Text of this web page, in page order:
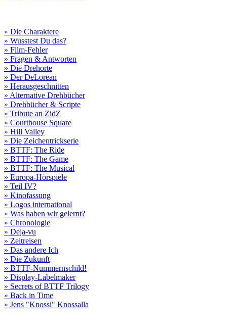
» Die Charaktere
» Wusstest Du das?
» Film-Fehler
» Fragen & Antworten
» Die Drehorte
» Der DeLorean
» Herausgeschnitten
» Alternative Drehbücher
» Drehbücher & Scripte
» Tribute an ZidZ
» Courthouse Square
» Hill Valley
» Die Zeichentrickserie
» BTTF: The Ride
» BTTF: The Game
» BTTF: The Musical
» Europa-Hörspiele
» Teil IV?
» Kinofassung
» Logos international
» Was haben wir gelernt?
» Chronologie
» Deja-vu
» Zeitreisen
» Das andere Ich
» Die Zukunft
» BTTF-Nummernschild!
» Display-Labelmaker
» Secrets of BTTF Trilogy
» Back in Time
» Jens "Knossi" Knossalla